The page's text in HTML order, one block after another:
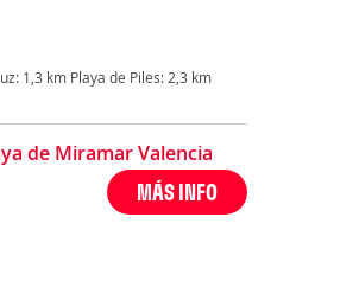
1,3 km Playa de Piles: 2,3 km
de Miramar Valencia
MÁS INFO